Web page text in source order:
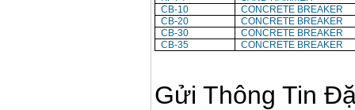
CB-10
CONCRETE BREAKER
CB-20
CONCRETE BREAKER
CB-30
CONCRETE BREAKER
CB-35
CONCRETE BREAKER